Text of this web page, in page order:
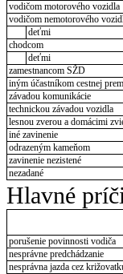
vodičom motorového vozidla
vodičom nemotorového
deťmi
chodcom
deťmi
zamestnancom SŽD
iným účastníkom cestnej
závadou komunikácie
technickou závadou vozidla
lesnou zverou a domácimi
iné zavinenie
odrazeným kameňom
zavinenie nezistené
nezadané
Hlavné
porušenie povinnosti vodiča
nesprávne predchádzanie
nesprávna jazda cez